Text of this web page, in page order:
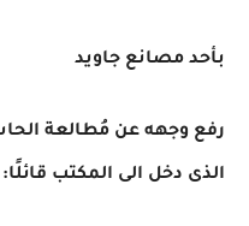
بأحد مصانع جاويد
رفع وجهه عن مُطالعة
الذى دخل الى المكتب قائلًا: